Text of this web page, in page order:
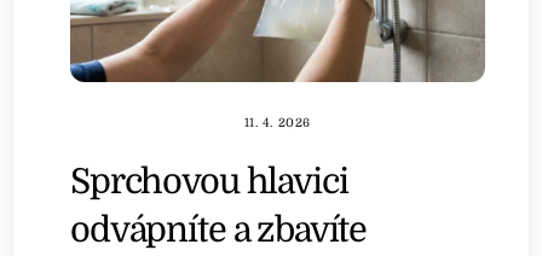
11. 4. 2026
Sprchovou hlavici
odvápníte a zbavíte